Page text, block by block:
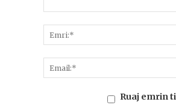
Ruaj emrin